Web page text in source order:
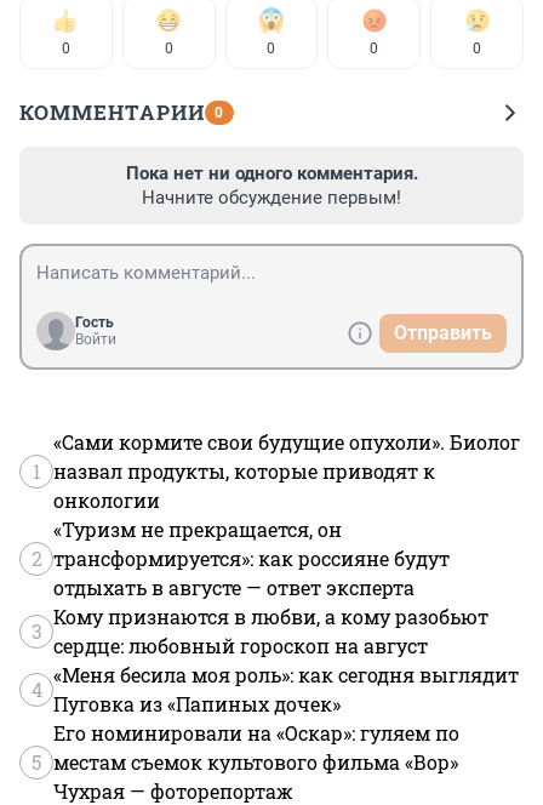
0 0 0 0 0
КОММЕНТАРИИ 0
Пока нет ни одного комментария.
Начните обсуждение первым!
Гость
Войти
Отправить
1
«Сами кормите свои будущие опухоли». Биолог
назвал продукты, которые приводят к
онкологии
2
«Туризм не прекращается, он
трансформируется»: как россияне будут
отдыхать в августе — ответ эксперта
3
Кому признаются в любви, а кому разобьют
сердце: любовный гороскоп на август
4
«Меня бесила моя роль»: как сегодня выглядит
Пуговка из «Папиных дочек»
5
Его номинировали на «Оскар»: гуляем по
местам съемок культового фильма «Вор»
Чухрая — фоторепортаж